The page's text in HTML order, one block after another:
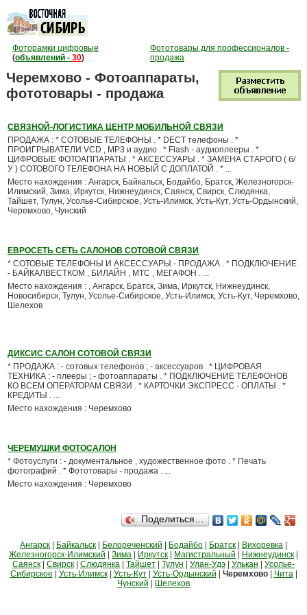
Фоторамки цифровые
(объявлений - 30)
Фототовары для профессионалов -
продажа
Черемхово - Фотоаппараты,
фототовары - продажа
СВЯЗНОЙ-ЛОГИСТИКА ЦЕНТР МОБИЛЬНОЙ СВЯЗИ
ПРОДАЖА : * СОТОВЫЕ ТЕЛЕФОНЫ . * DECT телефоны . *
ПРОИГРЫВАТЕЛИ VCD , MP3 и аудио . * Flash - аудиоплееры . *
ЦИФРОВЫЕ ФОТОАППАРАТЫ . * АКСЕССУАРЫ . * ЗАМЕНА СТАРОГО ( б/
У ) СОТОВОГО ТЕЛЕФОНА НА НОВЫЙ С ДОПЛАТОЙ . * ...
Место нахождения : Ангарск, Байкальск, Бодайбо, Братск, Железногорск-
Илимский, Зима, Иркутск, Нижнеудинск, Саянск, Свирск, Слюдянка,
Тайшет, Тулун, Усолье-Сибирское, Усть-Илимск, Усть-Кут, Усть-Ордынский,
Черемхово, Чунский
ЕВРОСЕТЬ СЕТЬ САЛОНОВ СОТОВОЙ СВЯЗИ
* СОТОВЫЕ ТЕЛЕФОНЫ И АКСЕССУАРЫ - ПРОДАЖА . * ПОДКЛЮЧЕНИЕ
- БАЙКАЛВЕСТКОМ , БИЛАЙН , МТС , МЕГАФОН . ...
Место нахождения : , Ангарск, Братск, Зима, Иркутск, Нижнеудинск,
Новосибирск, Тулун, Усолье-Сибирское, Усть-Илимск, Усть-Кут, Черемхово,
Шелехов
ДИКСИС САЛОН СОТОВОЙ СВЯЗИ
* ПРОДАЖА : - сотовых телефонов ; - аксессуаров . * ЦИФРОВАЯ
ТЕХНИКА : - плееры ; - фотоаппараты . * ПОДКЛЮЧЕНИЕ ТЕЛЕФОНОВ
КО ВСЕМ ОПЕРАТОРАМ СВЯЗИ . * КАРТОЧКИ ЭКСПРЕСС - ОПЛАТЫ . *
КРЕДИТЫ . ...
Место нахождения : Черемхово
ЧЕРЕМУШКИ ФОТОСАЛОН
* Фотоуслуги : - документальное , художественное фото . * Печать
фотографий . * Фототовары - продажа . ...
Место нахождения : Черемхово
Поделиться…
Ангарск Байкальск Белореченский Бодайбо Братск Вихоревка
Железногорск-Илимский
Зима Иркутск Магистральный Нижнеудинск
Саянск
Свирск Слюдянка Тайшет Тулун Улан-Удэ Улькан
Усолье-
Сибирское
Усть-Илимск| Усть-Кут| Усть-Ордынский Черемхово| Чита|
Чунский
Шелехов